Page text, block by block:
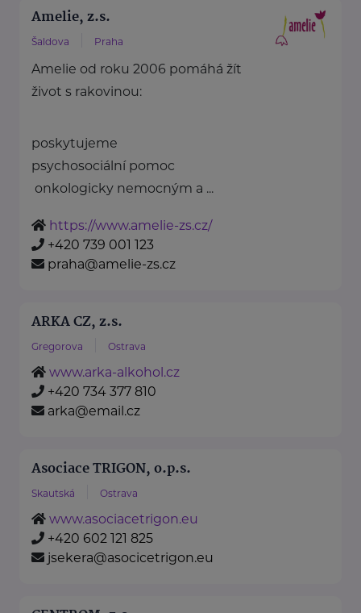
Amelie, z.s.
Šaldova Praha
Amelie od roku 2006 pomáhá žít
život s rakovinou:
poskytujeme
psychosociální pomoc
onkologicky nemocným a ...
https://www.amelie-zs.cz/
+420 739 001 123
praha@amelie-zs.cz
ARKA CZ, z.s.
Gregorova Ostrava
www.arka-alkohol.cz
+420 734 377 810
arka@email.cz
Asociace TRIGON, o.p.s.
Skautská Ostrava
www.asociacetrigon.eu
+420 602 121 825
jsekera@asocicetrigon.eu